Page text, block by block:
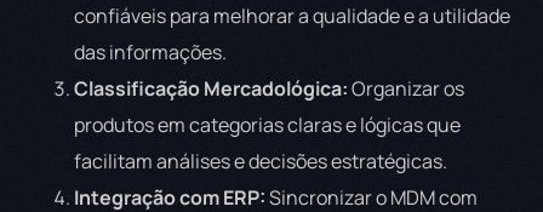
confiáveis para melhorar a qualidade e a utilidade
das informações.
Classificação Mercadológica:Organizar os
produtos em categorias claras e lógicas que
facilitam análises e decisões estratégicas.
Integração com ERP:Sincronizar o MDM com